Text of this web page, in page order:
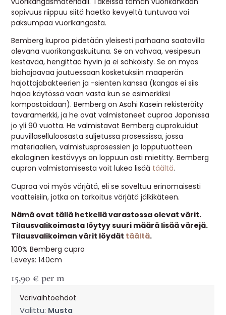
sopivuus riippuu siitä haetko kevyeltä tuntuvaa vai
paksumpaa vuorikangasta.
Bemberg kuproa pidetään yleisesti parhaana saatavilla
olevana vuorikangaskuituna. Se on vahvaa, vesipesun
kestävää, hengittää hyvin ja ei sähköisty. Se on myös
biohajoavaa joutuessaan kosketuksiin maaperän
hajottajabakteerien ja -sienten kanssa (kangas ei siis
hajoa käytössä vaan vasta kun se esimerkiksi
kompostoidaan). Bemberg on Asahi Kasein rekisteröity
tavaramerkki, ja he ovat valmistaneet cuproa Japanissa
jo yli 90 vuotta. He valmistavat Bemberg cuprokuidut
puuvillaselluloosasta suljetussa prosessissa, jossa
materiaalien, valmistusprosessien ja lopputuotteen
ekologinen kestävyys on loppuun asti mietitty. Bemberg
cupron valmistamisesta voit lukea lisää täältä.
Cuproa voi myös värjätä, eli se soveltuu erinomaisesti
vaatteisiin, jotka on tarkoitus värjätä jälkikäteen.
Nämä ovat tällä hetkellä varastossa olevat värit.
Tilausvalikoimasta löytyy suuri määrä lisää värejä.
Tilausvalikoiman värit löydät täältä.
100% Bemberg cupro
Leveys: 140cm
15,90 € per m
Värivaihtoehdot
Valittu: Musta